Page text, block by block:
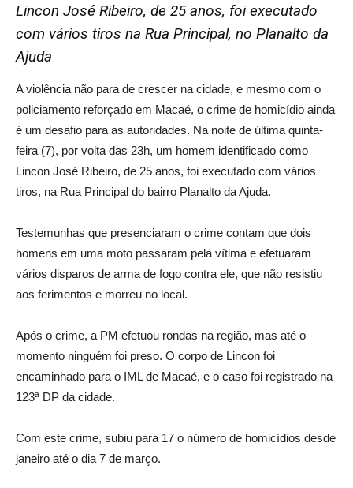
Lincon José Ribeiro, de 25 anos, foi executado
com vários tiros na Rua Principal, no Planalto da
Ajuda
A violência não para de crescer na cidade, e mesmo com o
policiamento reforçado em Macaé, o crime de homicídio ainda
é um desafio para as autoridades. Na noite de última quinta-
feira (7), por volta das 23h, um homem identificado como
Lincon José Ribeiro, de 25 anos, foi executado com vários
tiros, na Rua Principal do bairro Planalto da Ajuda.
Testemunhas que presenciaram o crime contam que dois
homens em uma moto passaram pela vítima e efetuaram
vários disparos de arma de fogo contra ele, que não resistiu
aos ferimentos e morreu no local.
Após o crime, a PM efetuou rondas na região, mas até o
momento ninguém foi preso. O corpo de Lincon foi
encaminhado para o IML de Macaé, e o caso foi registrado na
123ª DP da cidade.
Com este crime, subiu para 17 o número de homicídios desde
janeiro até o dia 7 de março.